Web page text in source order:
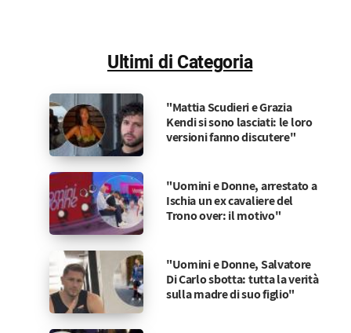
Ultimi di Categoria
"Mattia Scudieri e Grazia
Kendi si sono lasciati: le loro
versioni fanno discutere"
"Uomini e Donne, arrestato a
Ischia un ex cavaliere del
Trono over: il motivo"
"Uomini e Donne, Salvatore
Di Carlo sbotta: tutta la verità
sulla madre di suo figlio"